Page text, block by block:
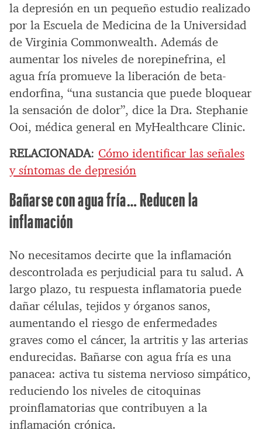
la depresión en un pequeño estudio realizado
por la Escuela de Medicina de la Universidad
de Virginia Commonwealth. Además de
aumentar los niveles de norepinefrina, el
agua fría promueve la liberación de beta-
endorfina, “una sustancia que puede bloquear
la sensación de dolor”, dice la Dra. Stephanie
Ooi, médica general en MyHealthcare Clinic.
RELACIONADA: Cómo identificar las señales
y síntomas de depresión
Bañarse con agua fría… Reducen la
inflamación
No necesitamos decirte que la inflamación
descontrolada es perjudicial para tu salud. A
largo plazo, tu respuesta inflamatoria puede
dañar células, tejidos y órganos sanos,
aumentando el riesgo de enfermedades
graves como el cáncer, la artritis y las arterias
endurecidas. Bañarse con agua fría es una
panacea: activa tu sistema nervioso simpático,
reduciendo los niveles de citoquinas
proinflamatorias que contribuyen a la
inflamación crónica.